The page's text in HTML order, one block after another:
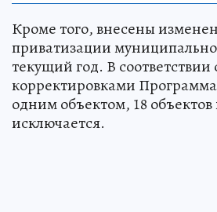
Кроме того, внесены
приватизации
текущий год. В соответствии
корректировками
одним объектом, 18 объектов
исключается.